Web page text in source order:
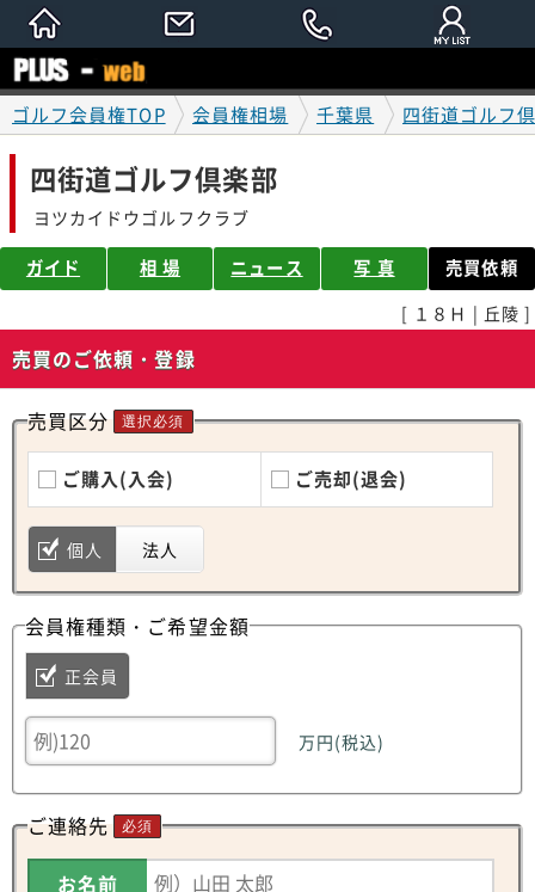
ゴルフ会員権TOP 会員権相場 千葉県 四街道ゴルフ
四街道ゴルフ倶楽部
ヨツカイドウゴルフクラブ
ガイド 相 場 ニュース 写 真 売買依頼
[ １８Ｈ | 丘陵 ]
売買のご依頼・登録
売買区分 選択必須
ご購入(入会) ご売却(退会)
個人 法人
会員権種類・ご希望金額
正会員
万円(税込)
ご連絡先 必須
お名前